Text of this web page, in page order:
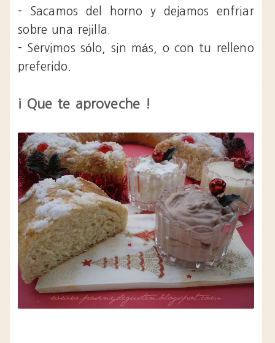
- Sacamos del horno y dejamos enfriar
sobre una rejilla.
- Servimos sólo, sin más, o con tu relleno
preferido.
¡ Que te aproveche !